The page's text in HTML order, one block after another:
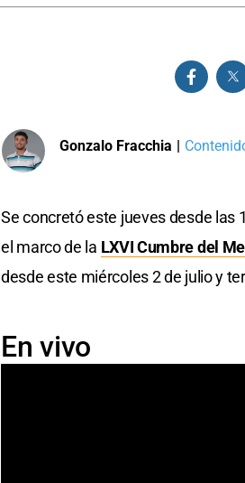
Gonzalo Fracchia |
Se concretó este jueves desde
el marco de la LXVI Cumbre del
desde este miércoles 2 de julio y
En vivo